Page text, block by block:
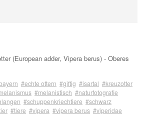
(European adder, Vipera berus) - Oberes
#echte ottern #giftig #isartal #kreuzotter
#melanistisch #naturfotografie
#schuppenkriechtiere #schwarz
#tiere #vipera #vipera berus #viperidae